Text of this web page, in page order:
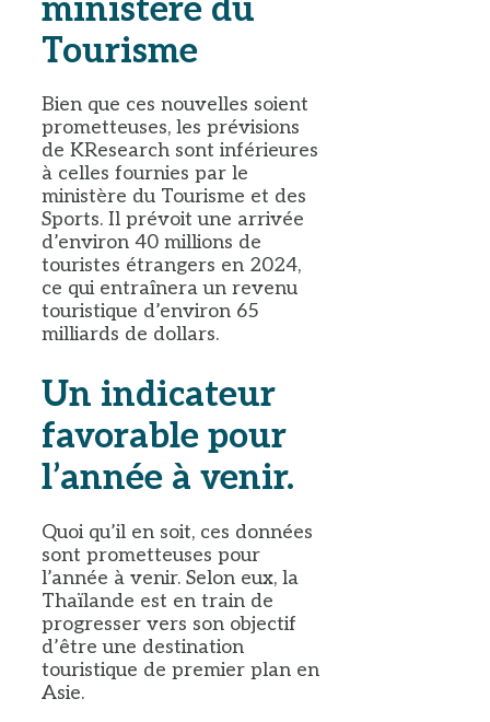
ministère du
Tourisme
Bien que ces nouvelles soient
prometteuses, les prévisions
de KResearch sont inférieures
à celles fournies par le
ministère du Tourisme et des
Sports. Il prévoit une arrivée
d’environ 40 millions de
touristes étrangers en 2024,
ce qui entraînera un revenu
touristique d’environ 65
milliards de dollars.
Un indicateur
favorable pour
l’année à venir.
Quoi qu’il en soit, ces données
sont prometteuses pour
l’année à venir. Selon eux, la
Thaïlande est en train de
progresser vers son objectif
d’être une destination
touristique de premier plan en
Asie.